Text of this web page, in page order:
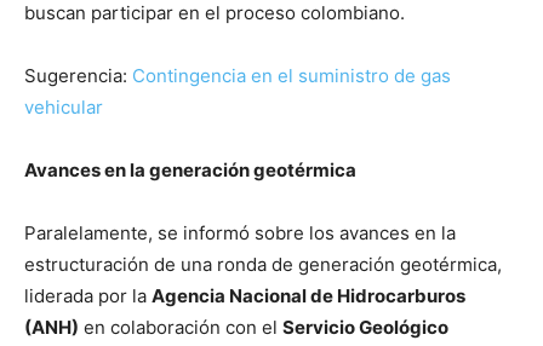
buscan participar en el proceso colombiano.
Sugerencia: Contingencia en el suministro de gas
vehicular
Avances en la generación geotérmica
Paralelamente, se informó sobre los avances en la
estructuración de una ronda de generación geotérmica,
liderada por la Agencia Nacional de Hidrocarburos
(ANH) en colaboración con el Servicio Geológico